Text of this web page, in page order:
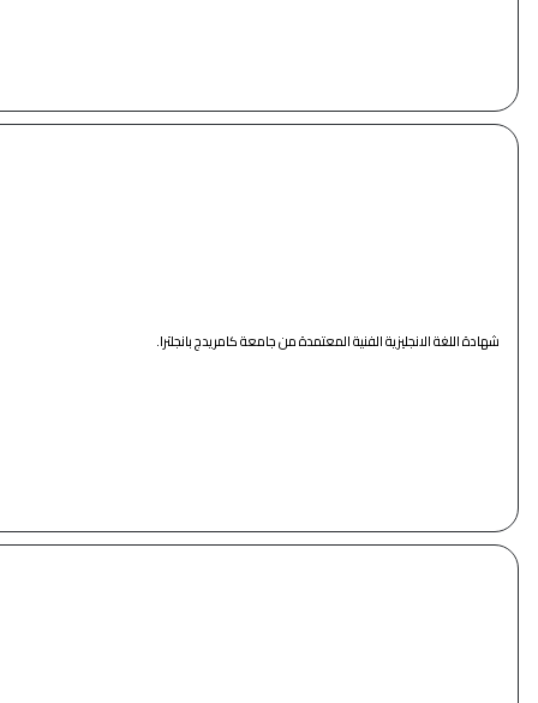
شهادة اللغة الانجليزية الفنية المعتمدة من جامعة كامريدج بانجلترا.